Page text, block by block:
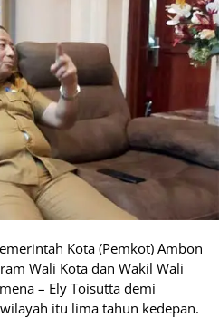
Kota (Pemkot) Ambon
Wali Kota dan Wakil Wali
– Ely Toisutta demi
itu lima tahun kedepan.